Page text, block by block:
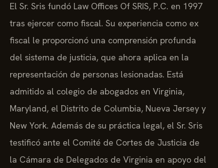
El Sr. Sris fundó Law Offices Of SRIS, P.C. en 1997
tras ejercer como fiscal. Su experiencia como ex
fiscal le proporcionó una comprensión profunda
del sistema de justicia, que ahora aplica en la
representación de personas lesionadas. Está
admitido al colegio de abogados en Virginia,
Maryland, el Distrito de Columbia, Nueva Jersey y
New York. Además de su práctica legal, el Sr. Sris
testificó ante el Comité de Cortes de Justicia de
la Cámara de Delegados de Virginia en apoyo del